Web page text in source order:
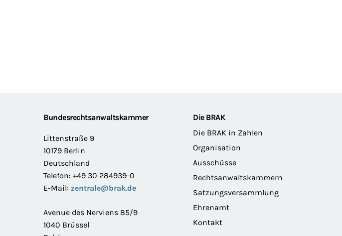
FooterBundesrechtsanwaltskammer
Littenstraße 9
10179 Berlin
Deutschland
Telefon: +49 30 284939-0
E-Mail: zentrale@brak.de
Avenue des Nerviens 85/9
1040 Brüssel
Die BRAK
Die BRAK in Zahlen
Organisation
Ausschüsse
Rechtsanwaltskammern
Satzungsversammlung
Ehrenamt
Kontakt